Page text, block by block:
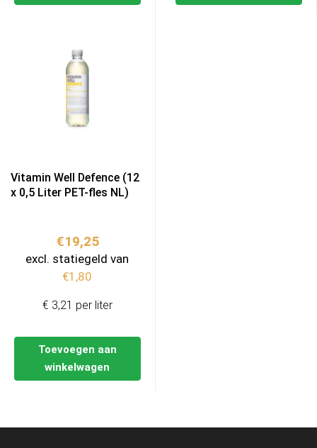
Vitamin Well Defence (12
x 0,5 Liter PET-fles NL)
€19,25
excl. statiegeld van
€1,80
Toevoegen aan
winkelwagen
€ 3,21 per liter